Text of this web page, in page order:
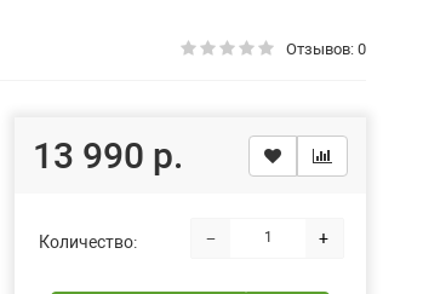
Отзывов: 0
13 990 р.
Количество: − +